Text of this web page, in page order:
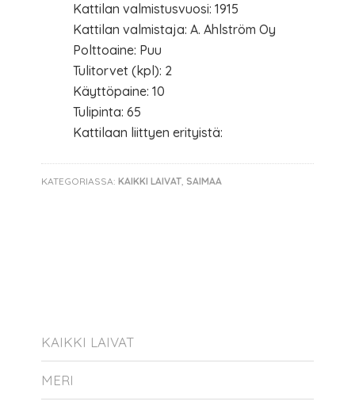
Kattilan valmistusvuosi: 1915
Kattilan valmistaja: A. Ahlström Oy
Polttoaine: Puu
Tulitorvet (kpl): 2
Käyttöpaine: 10
Tulipinta: 65
Kattilaan liittyen erityistä:
KATEGORIASSA:KAIKKI LAIVAT,SAIMAA
KAIKKI LAIVAT
MERI